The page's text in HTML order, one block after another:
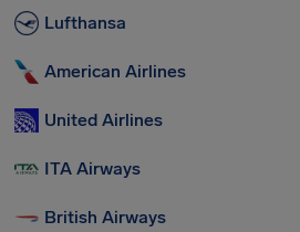
Lufthansa
American Airlines
United Airlines
ITA Airways
British Airways